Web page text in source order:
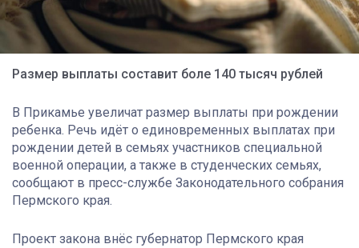
Размер выплаты составит боле 140 тысяч рублей
В Прикамье увеличат размер выплаты при рождении
ребенка. Речь идёт о единовременных выплатах при
рождении детей в семьях участников специальной
военной операции, а также в студенческих семьях,
сообщают в пресс-службе Законодательного собрания
Пермского края.
Проект закона внёс губернатор Пермского края